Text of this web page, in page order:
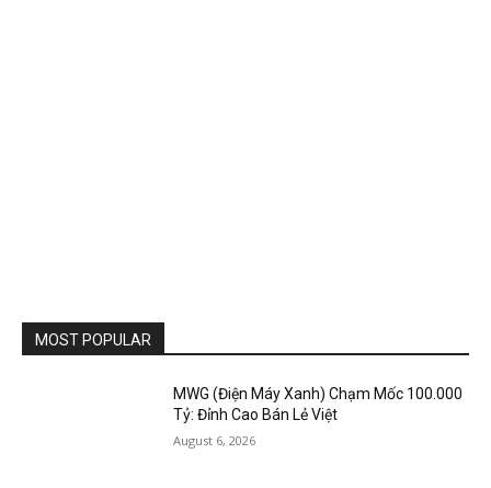
MOST POPULAR
MWG (Điện Máy Xanh) Chạm Mốc 100.000
Tỷ: Đỉnh Cao Bán Lẻ Việt
August 6, 2026